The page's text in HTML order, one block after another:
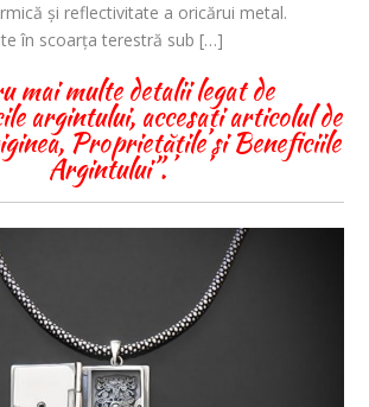
și reflectivitate a oricărui metal.
în scoarța terestră sub […]
mai multe detalii legat de
argintului, accesați articolul de
Proprietățile și Beneficiile
Argintului”.